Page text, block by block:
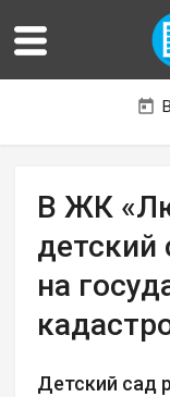
В ЖК
детский
на
Детский сад